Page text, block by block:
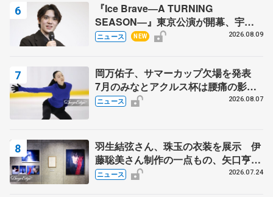
『Ice Brave―A TURNING
SEASON―』東京公演が開幕、宇野
昌磨の『Ice Brave』にかける思いを
ニュース NEW 2026.08.09
岡万佑子、サマーカップ欠場を発表
7月のみなとアクルス杯は腰痛の影響
で
ニュース 2026.08.07
羽生結弦さん、珠玉の衣装を展示 伊
藤聡美さん制作の一点もの、矢口亨さ
んが撮影
ニュース 2026.07.24